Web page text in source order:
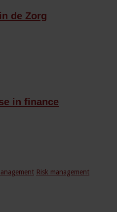
de Zorg
in finance
Risk management